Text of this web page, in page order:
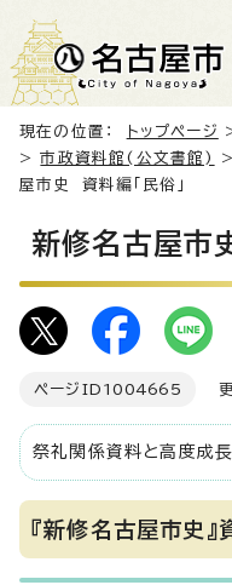
現在の位置： トップページ
>市政資料館(公文書館)
屋市史 資料編「民俗」
新修名古屋市
ページID 1004665 更
祭礼関係資料と高度成
『新修名古屋市史